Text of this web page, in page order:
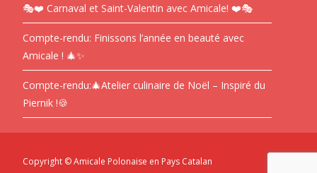
🎭❤️ Carnaval et Saint-Valentin avec Amicale! ❤️🎭
Compte-rendu: Finissons l’année en beauté avec
Amicale ! 🎄✨
Compte-rendu:🎄Atelier culinaire de Noël – Inspiré du
Piernik !🍪
Copyright © Amicale Polonaise en Pays Catalan